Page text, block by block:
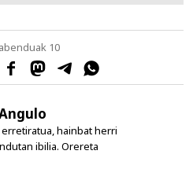
10
hainbat herri
ibilia. Orereta